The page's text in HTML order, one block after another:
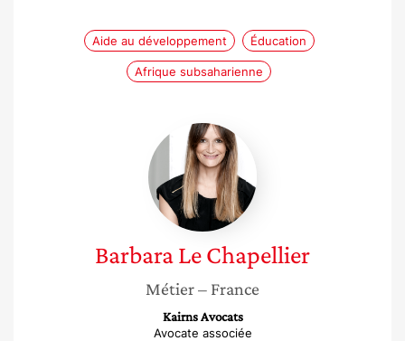
Aide au développement Éducation
Afrique subsaharienne
Barbara
Le
Chapellier
BarbaraLe Chapellier
Métier– France
Kairns Avocats
Avocate associée